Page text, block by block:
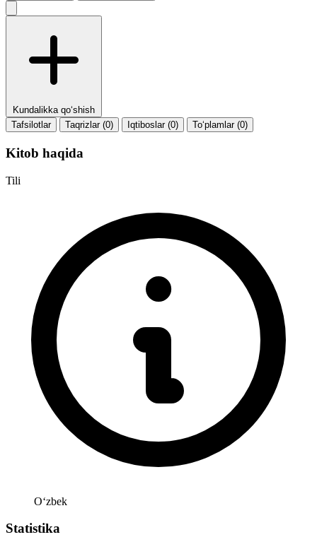
Kundalikka qo‘shish
Tafsilotlar
Taqrizlar (0) Iqtiboslar (0) To‘plamlar (0)
Kitob haqida
Tili
Oʻzbek
Statistika